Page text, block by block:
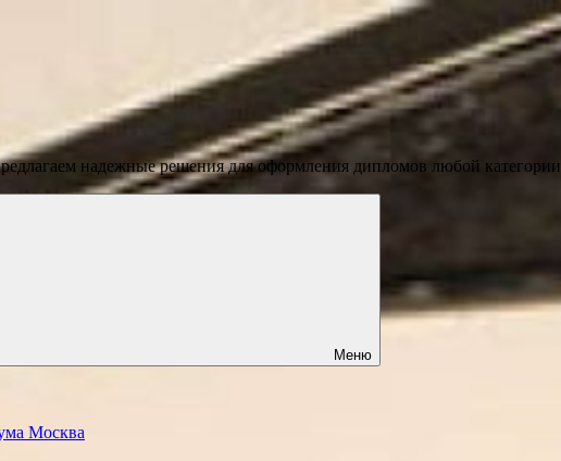
надежные решения для оформления дипломов любой категории
Меню
Москва